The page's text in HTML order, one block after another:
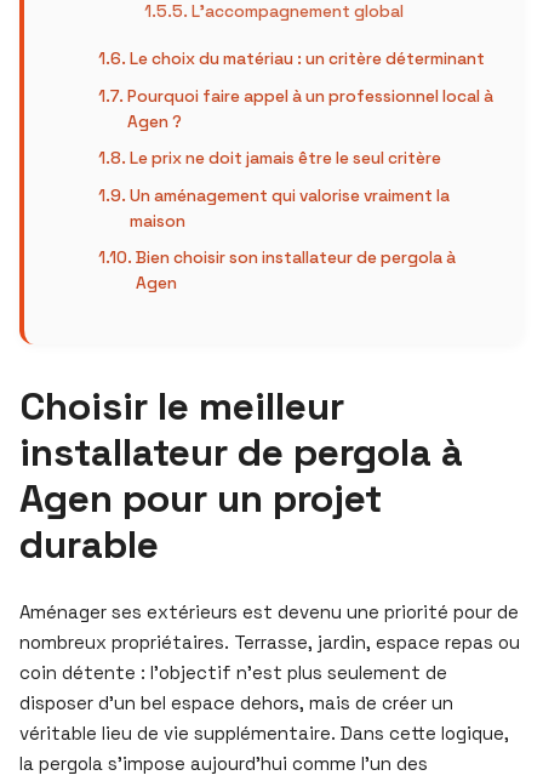
L’accompagnement global
Le choix du matériau : un critère déterminant
Pourquoi faire appel à un professionnel local à
Agen ?
Le prix ne doit jamais être le seul critère
Un aménagement qui valorise vraiment la
maison
Bien choisir son installateur de pergola à
Agen
Choisir le meilleur
installateur de pergola à
Agen pour un projet
durable
Aménager ses extérieurs est devenu une priorité pour de
nombreux propriétaires. Terrasse, jardin, espace repas ou
coin détente : l’objectif n’est plus seulement de
disposer d’un bel espace dehors, mais de créer un
véritable lieu de vie supplémentaire. Dans cette logique,
la pergola s’impose aujourd’hui comme l’un des